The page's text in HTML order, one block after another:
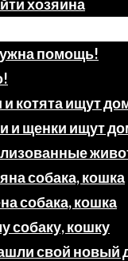
хозяина
помощь!
котята ищут
и щенки ищут
собака, кошка
собака, кошка
собаку, кошку
свой новый